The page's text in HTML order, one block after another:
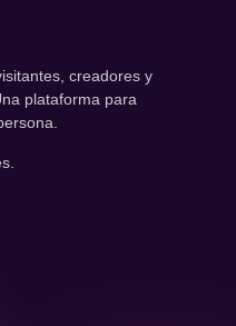
creadores y
plataforma para